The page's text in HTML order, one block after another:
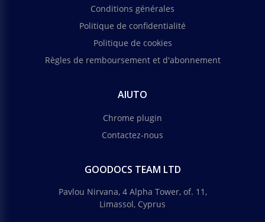
Conditions générales
Politique de confidentialité
Politique de cookies
Règles de remboursement et d'abonnement
AIUTO
Chrome plugin
Contactez-nous
GOODOCS TEAM LTD
Pavlou Nirvana, 4 Alpha Tower, of. 11,
Limassol, Cyprus